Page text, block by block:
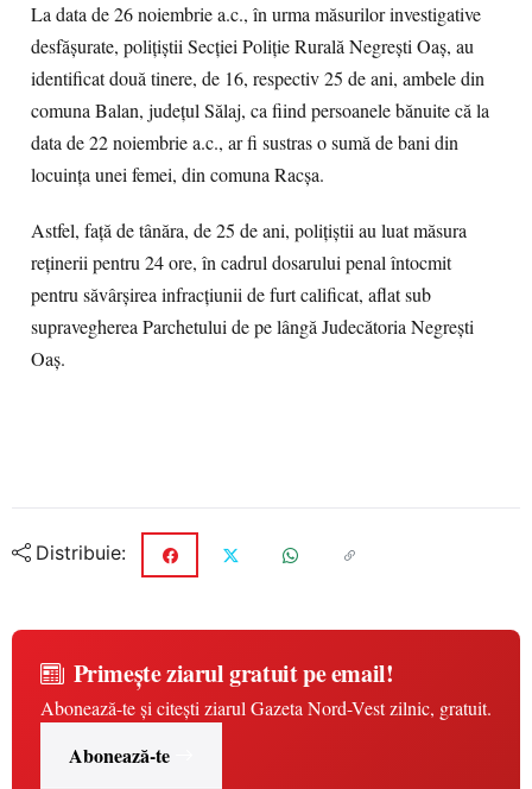
La data de 26 noiembrie a.c., în urma măsurilor investigative
desfășurate, polițiștii Secției Poliție Rurală Negrești Oaș, au
identificat două tinere, de 16, respectiv 25 de ani, ambele din
comuna Balan, județul Sălaj, ca fiind persoanele bănuite că la
data de 22 noiembrie a.c., ar fi sustras o sumă de bani din
locuința unei femei, din comuna Racșa.
Astfel, față de tânăra, de 25 de ani, polițiștii au luat măsura
reținerii pentru 24 ore, în cadrul dosarului penal întocmit
pentru săvârșirea infracțiunii de furt calificat, aflat sub
supravegherea Parchetului de pe lângă Judecătoria Negrești
Oaș.
Distribuie:
Primește ziarul gratuit pe email!
Abonează-te și citești ziarul Gazeta Nord-Vest zilnic, gratuit.
Abonează-te